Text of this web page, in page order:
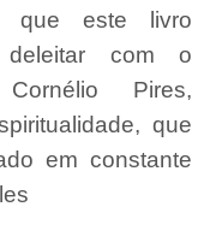
que este livro
deleitar com o
Pires,
que
em constante